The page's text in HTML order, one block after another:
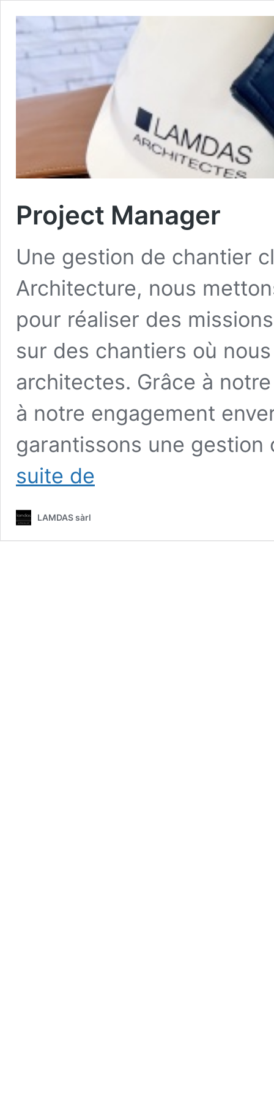
Project Manager
Une gestion de chantier
Architecture, nous
pour réaliser des
sur des chantiers où
architectes. Grâce à
à notre engagement
garantissons une
suite de
LAMDAS sàrl